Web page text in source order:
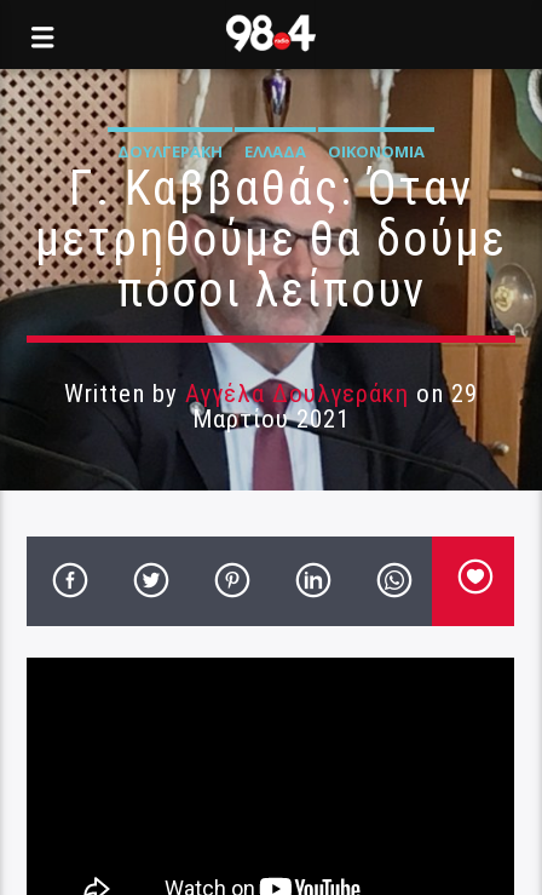
ΔΟΥΛΓΕΡΆΚΗ ΕΛΛΆΔΑ ΟΙΚΟΝΟΜΊΑ
Γ. Καββαθάς: Όταν
μετρηθούμε θα δούμε
πόσοι λείπουν
Written by Αγγέλα Δουλγεράκη on 29
Μαρτίου 2021